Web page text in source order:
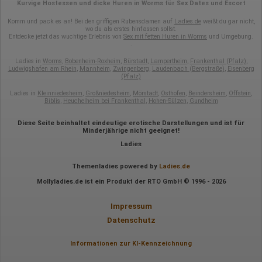
Erhobene Daten:
Die erzeugten Informationen über die Benutzung unserer
Webseiten sowie die von dem Browser übermittelte IP-Adresse
werden übertragen und gespeichert. Dabei können aus den
erstellt werden. Diese Informationen wird Google gegebenenfalls
auch an Dritte übertragen, sofern dies gesetzlich
vorgeschrieben wird oder, soweit Dritte diese Daten im Auftrag
von Google verarbeiten. Die IP-Adresse der Nutzer wird von
Google innerhalb von Mitgliedstaaten der Europäischen Union
Europäischen Wirtschaftsraum gekürzt, dies bedeutet, dass alle
Daten anonym erhoben werden. Nur in Ausnahmefällen wird die
übertragen und dort gekürzt. Die von dem Browser des Nutzers
zusammengeführt.
Erhobene Informationen zum Besucherverhalten sind folgende:
Herkunft (Land und Stadt)
Browser und alle verwendeten Add-ons
Kurvige Hostessen und dicke Huren in Worms für Sex Dates und Escort
Komm und pack es an! Bei den griffigen Rubensdamen auf Ladies.deweißt du gar nicht,
wo du als erstes hinfassen sollst.
Entdecke jetzt das wuchtige Erlebnis von Sex mit fetten Huren in Worms und Umgebung.
.
Ladies in Worms, Bobenheim-Roxheim, Bürstadt, Lampertheim, Frankenthal (Pfalz),
Ludwigshafen am Rhein, Mannheim, Zwingenberg, Laudenbach (Bergstraße), Eisenberg
(Pfalz)
Ladies in Kleinniedesheim, Großniedesheim, Mörstadt, Osthofen, Beindersheim, Offstein,
Biblis, Heuchelheim bei Frankenthal, Hohen-Sülzen, Gundheim
Diese Seite beinhaltet eindeutige erotische Darstellungen und ist für
Minderjährige nicht geeignet!
Ladies
Themenladies powered by Ladies.de
Mollyladies.de ist ein Produkt der RTO GmbH © 1996 - 2026
Impressum
Datenschutz
Informationen zur KI-Kennzeichnung